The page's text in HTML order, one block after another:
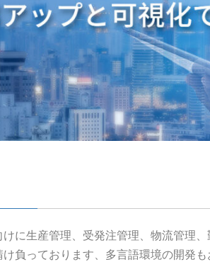
に生産管理、受発注管理、物流管理
負っております、多言語環境の開発も